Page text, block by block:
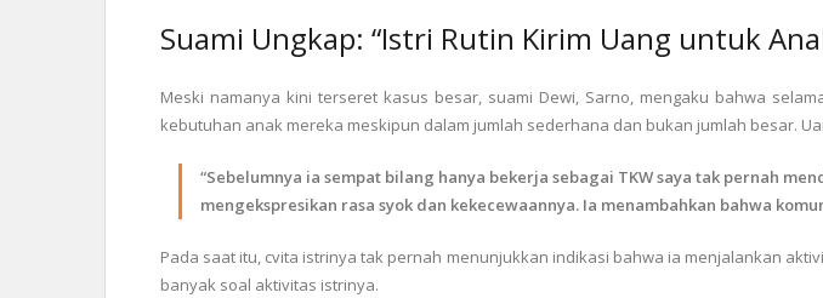
Suami Ungkap: “Istri Rutin Kirim Uang untuk
Meski namanya kini terseret kasus besar, suami Dewi, Sarno, mengaku bahwa
kebutuhan anak mereka meskipun dalam jumlah sederhana dan bukan jumlah besar.
“Sebelumnya ia sempat bilang hanya bekerja sebagai TKW saya tak pernah
mengekspresikan rasa syok dan kekecewaannya. Ia menambahkan bahwa
Pada saat itu, cvita istrinya tak pernah menunjukkan indikasi bahwa ia menjalankan
banyak soal aktivitas istrinya.